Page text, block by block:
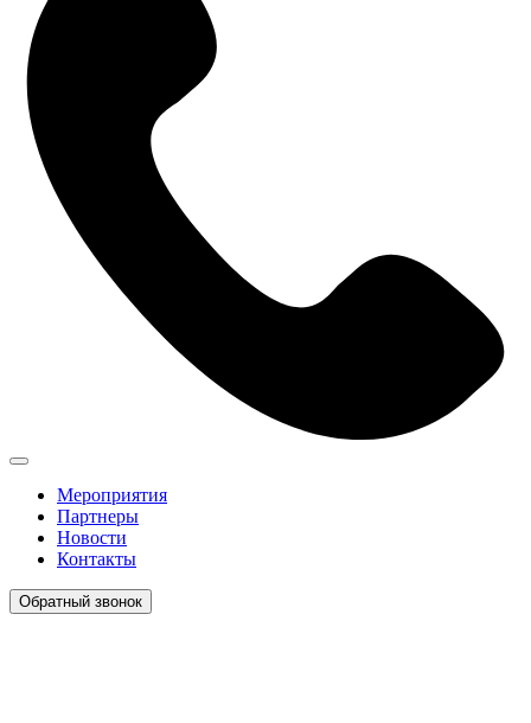
Мероприятия
Партнеры
Новости
Контакты
Обратный звонок